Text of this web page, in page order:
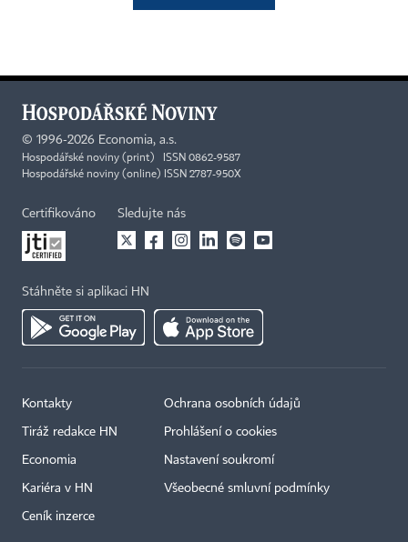
© 1996-2026 Economia, a.s.
Hospodářské noviny (print) ISSN 0862-9587
Hospodářské noviny (online) ISSN 2787-950X
Certifikováno Sledujte nás
Stáhněte si aplikaci HN
Kontakty
Tiráž redakce HN
Economia
Kariéra v HN
Ceník inzerce
Ochrana osobních údajů
Prohlášení o cookies
Nastavení soukromí
Všeobecné smluvní podmínky